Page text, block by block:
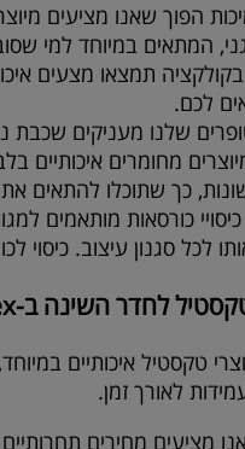
הפוך שאנו מציעים
המתאים במיוחד למי
בקולקציה תמצאו מצעים
לכם.
שלנו מעניקים שכבת
כך שתוכלו להתאים
כיסויי כורסאות מותאמים
לכל סגנון עיצוב. כיסוי
לחדר השינה ב-
טקסטיל איכותיים
לאורך זמן.
מציעים מחירים